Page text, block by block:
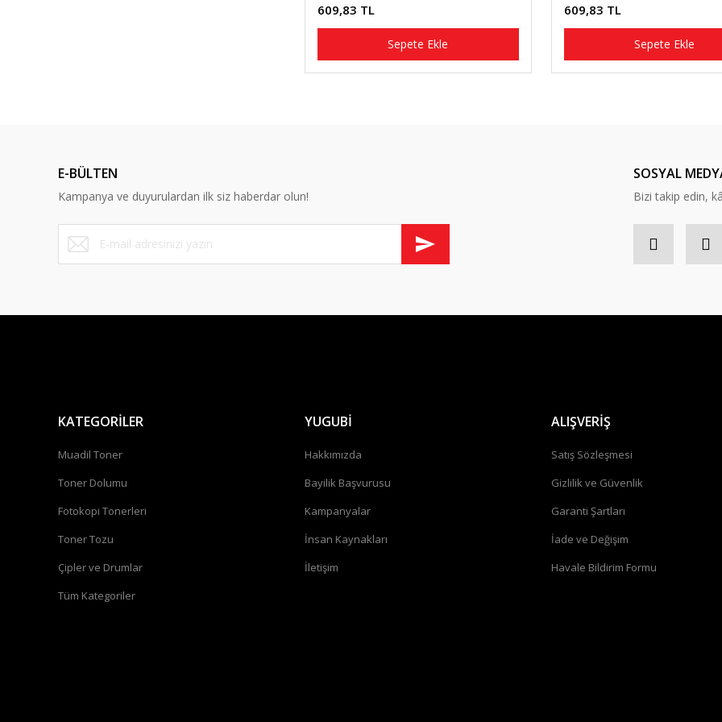
609,83 TL
Sepete Ekle
609,83 TL
Sepete Ekle
E-BÜLTEN
Kampanya ve duyurulardan ilk siz haberdar olun!
SOSYAL
Bizi takip edin,
KATEGORİLER
Muadil Toner
Toner Dolumu
Fotokopi Tonerleri
Toner Tozu
Çipler ve Drumlar
Tüm Kategoriler
YUGUBİ
Hakkımızda
Bayilik Başvurusu
Kampanyalar
İnsan Kaynakları
İletişim
ALIŞVERİŞ
Satış Sözleşmesi
Gizlilik ve Güvenlik
Garanti Şartları
İade ve Değişim
Havale Bildirim Formu